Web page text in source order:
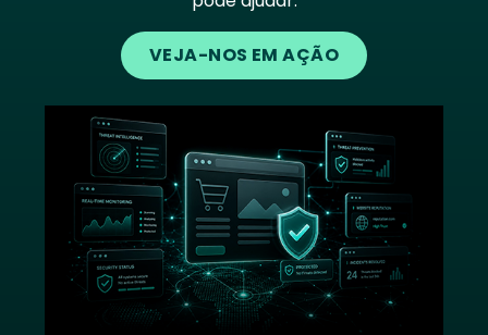
VEJA-NOS EM AÇÃO